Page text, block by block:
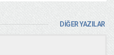
DİĞER YAZILAR